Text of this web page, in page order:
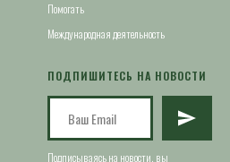
Помогать
Международная деятельность
ПОДПИШИТЕСЬ НА НОВОСТИ
Подписываясь на новости, вы